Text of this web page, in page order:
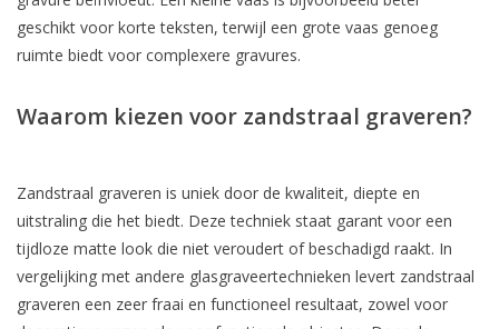
geschikt voor korte teksten, terwijl een grote vaas genoeg
ruimte biedt voor complexere gravures.
Waarom kiezen voor zandstraal graveren?
Zandstraal graveren is uniek door de kwaliteit, diepte en
uitstraling die het biedt. Deze techniek staat garant voor een
tijdloze matte look die niet veroudert of beschadigd raakt. In
vergelijking met andere glasgraveertechnieken levert zandstraal
graveren een zeer fraai en functioneel resultaat, zowel voor